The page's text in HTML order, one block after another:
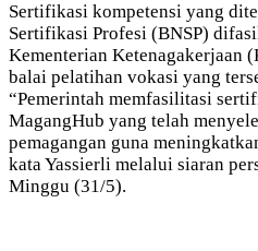
Sertifikasi kompetensi yang
Sertifikasi Profesi (BNSP)
Kementerian Ketenagakerjaan
balai pelatihan vokasi yang
“Pemerintah memfasilitasi
MagangHub yang telah
pemagangan guna
kata Yassierli melalui siaran
Minggu (31/5).